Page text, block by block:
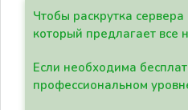
Чтобы раскрутка
который предлагает все
Если необходима
профессиональном